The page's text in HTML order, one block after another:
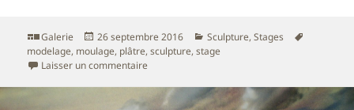
Format
Galerie
Publié
le
26 septembre 2016 Catégories
Sculpture,Stages
modelage, moulage, plâtre,sculpture,stage
Laisser un commentairesur Moulage à creux perdu